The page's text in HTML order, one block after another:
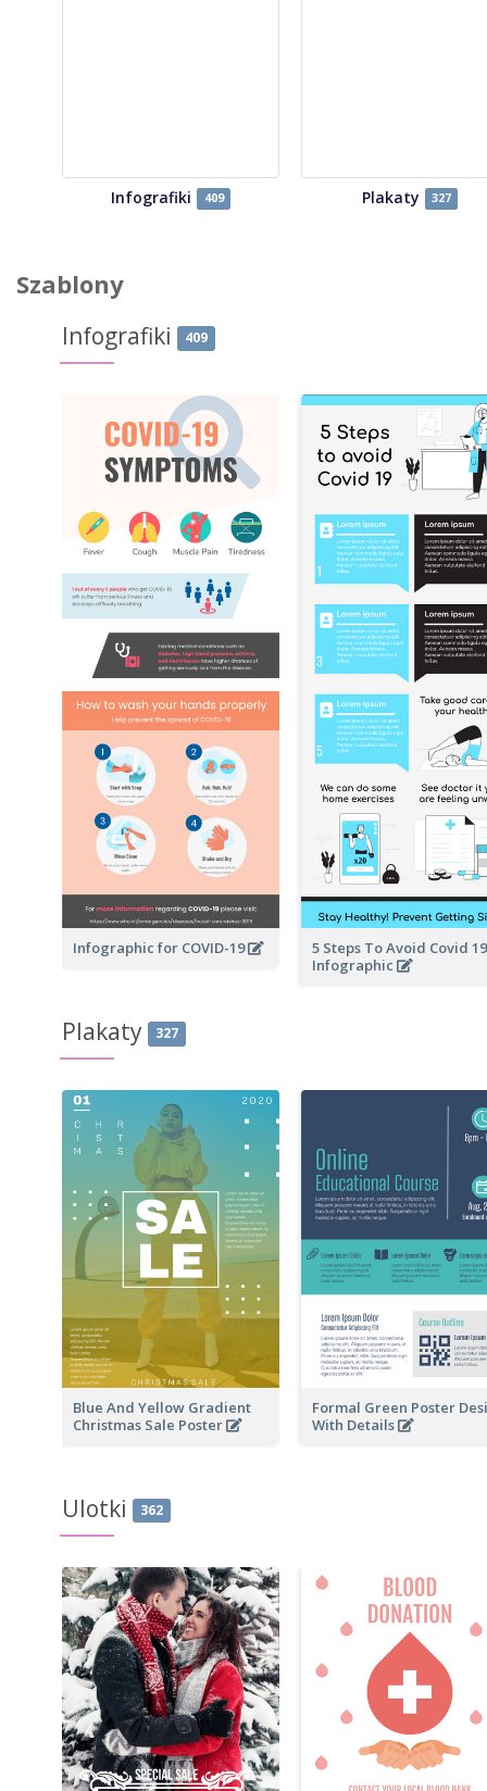
Infografiki 409 Plakaty 327
Szablony
Infografiki 409
Infographic for COVID-19
5 Steps To Avoid Covid 19
Infographic
Plakaty 327
Blue And Yellow Gradient
Christmas Sale Poster
Formal Green Poster
With Details
Ulotki 362